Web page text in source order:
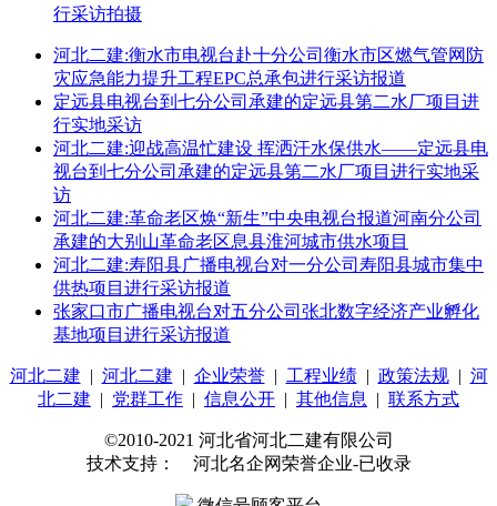
行采访拍摄
河北二建:衡水市电视台赴十分公司衡水市区燃气管网防
灾应急能力提升工程EPC总承包进行采访报道
定远县电视台到七分公司承建的定远县第二水厂项目进
行实地采访
河北二建:迎战高温忙建设 挥洒汗水保供水——定远县电
视台到七分公司承建的定远县第二水厂项目进行实地采
访
河北二建:革命老区焕“新生”中央电视台报道河南分公司
承建的大别山革命老区息县淮河城市供水项目
河北二建:寿阳县广播电视台对一分公司寿阳县城市集中
供热项目进行采访报道
张家口市广播电视台对五分公司张北数字经济产业孵化
基地项目进行采访报道
河北二建 | 河北二建 | 企业荣誉| 工程业绩| 政策法规| 河
北二建 | 党群工作 | 信息公开 | 其他信息 | 联系方式
©2010-2021 河北省河北二建有限公司
技术支持： 河北名企网荣誉企业-已收录